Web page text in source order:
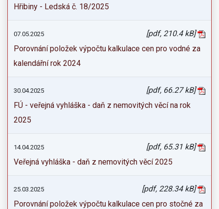
Hřibiny - Ledská č. 18/2025
07.05.2025
[pdf, 210.4 kB]
Porovnání položek výpočtu kalkulace cen pro vodné za
kalendářní rok 2024
30.04.2025
[pdf, 66.27 kB]
FÚ - veřejná vyhláška - daň z nemovitých věcí na rok
2025
14.04.2025
[pdf, 65.31 kB]
Veřejná vyhláška - daň z nemovitých věcí 2025
25.03.2025
[pdf, 228.34 kB]
Porovnání položek výpočtu kalkulace cen pro stočné za